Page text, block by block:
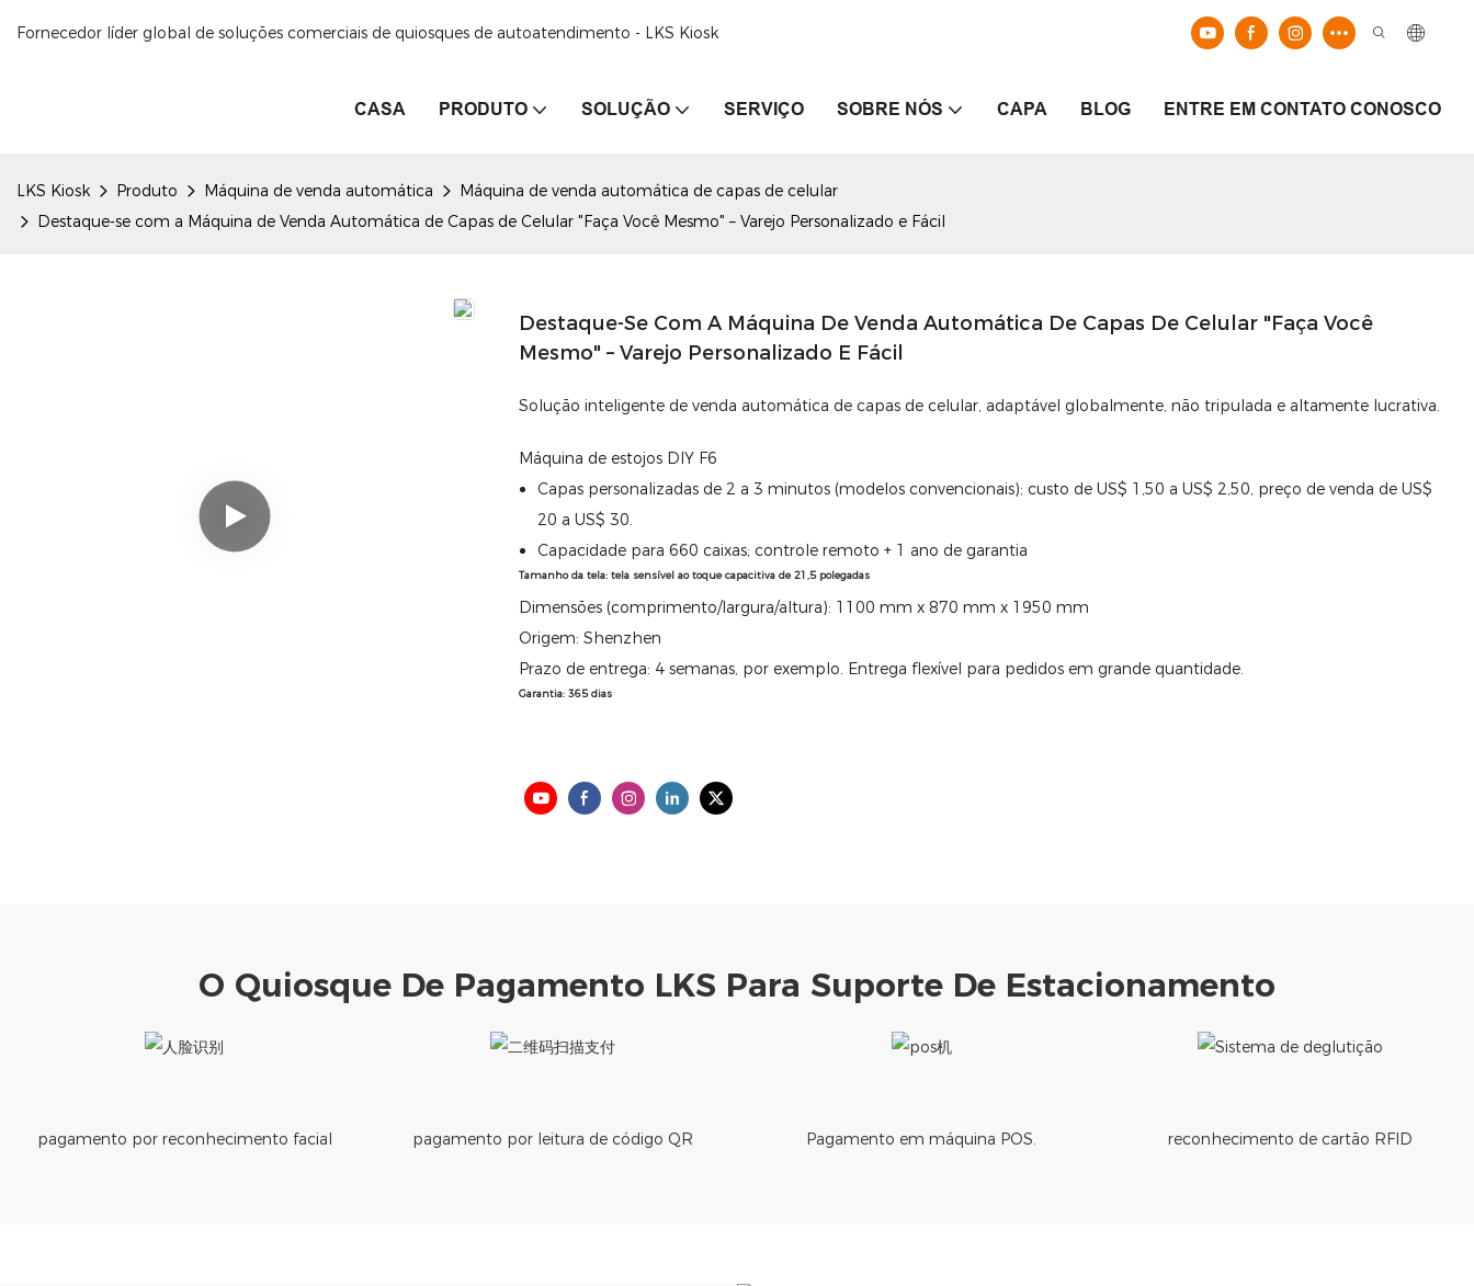
Fornecedor líder global de soluções comerciais de quiosques de autoatendimento - LKS Kiosk
CASA PRODUTO SOLUÇÃO SERVIÇO SOBRE NÓS CAPA BLOG ENTRE EM CONTATO CONOSCO
LKS Kiosk Produto Máquina de venda automática
Máquina de venda automática de capas de celular
Destaque-se com a Máquina de Venda Automática de Capas de Celular "Faça Você Mesmo" – Varejo Personalizado e Fácil
Destaque-Se Com A Máquina De Venda Automática De Capas De Celular "Faça Você
Mesmo" – Varejo Personalizado E Fácil
Solução inteligente de venda automática de capas de celular, adaptável globalmente, não tripulada e altamente lucrativa.
Máquina de estojos DIY F6
Capas personalizadas de 2 a 3 minutos (modelos convencionais); custo de US$ 1,50 a US$ 2,50, preço de venda de US$
20 a US$ 30.
Capacidade para 660 caixas; controle remoto + 1 ano de garantia
Tamanho da tela: tela sensível ao toque capacitiva de 21,5 polegadas
Dimensões (comprimento/largura/altura): 1100 mm x 870 mm x 1950 mm
Origem: Shenzhen
Prazo de entrega: 4 semanas, por exemplo. Entrega flexível para pedidos em grande quantidade.
Garantia: 365 dias
O Quiosque De Pagamento LKS Para Suporte De Estacionamento
pagamento por reconhecimento facial pagamento por leitura de código QR Pagamento em máquina POS. reconhecimento de cartão RFID